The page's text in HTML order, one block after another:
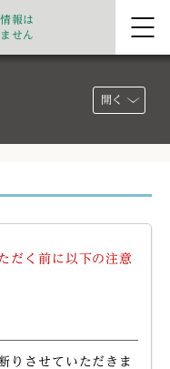
報は
せん
開く
だく前に以下の注意
りさせていただきま